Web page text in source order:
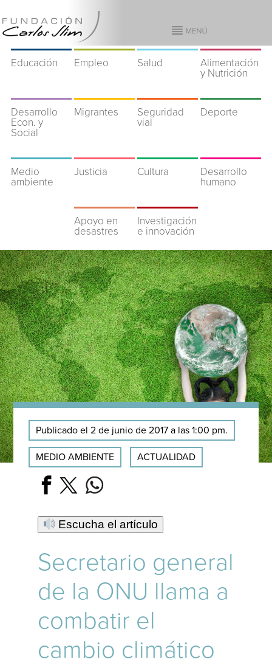
Educación Empleo Salud
Alimentación
y Nutrición
Desarrollo
Econ. y
Social
Migrantes
Seguridad
vial
Deporte
Medio
ambiente
Justicia Cultura
Desarrollo
humano
Apoyo en
desastres
Investigación
e innovación
Publicado el 2 de junio de 2017 a las 1:00 pm.
MEDIO AMBIENTE ACTUALIDAD
Escucha el artículo
Secretario general
de la ONU llama a
combatir el
cambio climático